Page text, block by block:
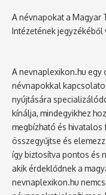
A névnapokat a Magyar
Intézetének jegyzékéből
A nevnaplexikon.hu egy
névnapokkal
nyújtására
kínálja, mindegyikhez
megbízható és
összegyűjtse és
így biztosítva pontos és
akik érdeklődnek a
nevnaplexikon.hu